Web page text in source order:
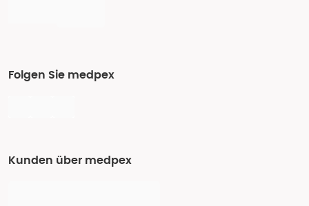
Folgen Sie medpex
Kunden über medpex